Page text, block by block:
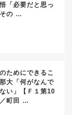
「必要だと思っ
の …
ためにできるこ
大「何がなんで
い」【Ｆ１第10
町田 …